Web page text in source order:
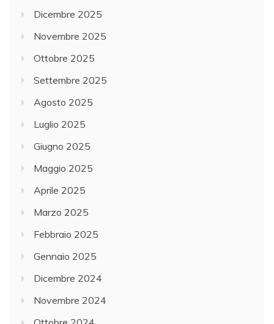
Dicembre 2025
Novembre 2025
Ottobre 2025
Settembre 2025
Agosto 2025
Luglio 2025
Giugno 2025
Maggio 2025
Aprile 2025
Marzo 2025
Febbraio 2025
Gennaio 2025
Dicembre 2024
Novembre 2024